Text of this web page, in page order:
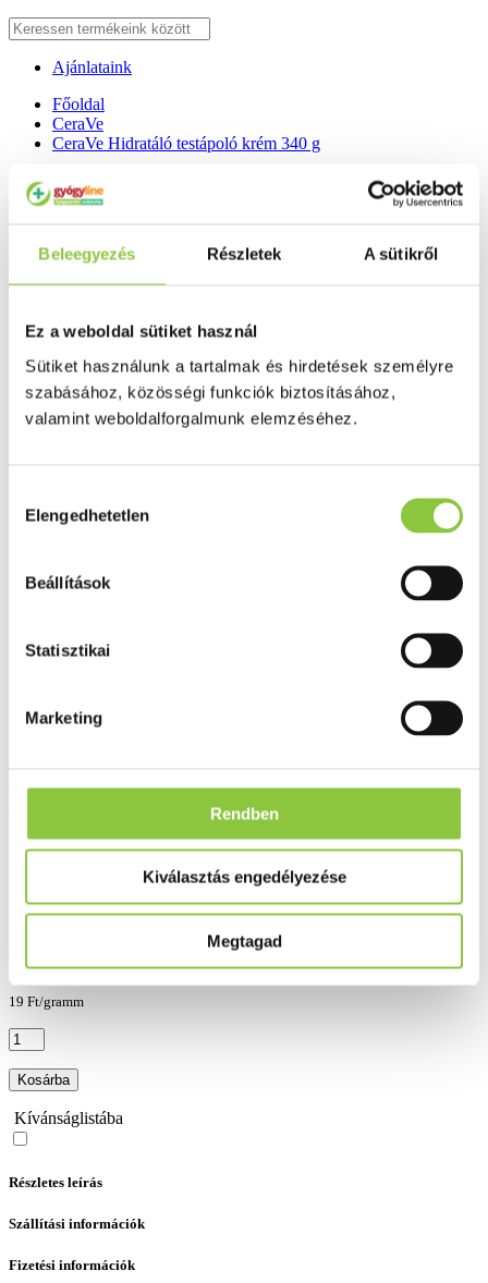
Beleegyezés Részletek A sütikről
Ez a weboldal sütiket használ
Sütiket használunk a tartalmak és hirdetések személyre
szabásához, közösségi funkciók biztosításához,
valamint weboldalforgalmunk elemzéséhez.
kiválasztása
Elengedhetetlen
Beállítások
Statisztikai
Marketing
Rendben
Kiválasztás engedélyezése
Megtagad
Ajánlataink
Főoldal
CeraVe
CeraVe Hidratáló testápoló krém 340 g
CeraVe Hidratáló testápoló
krém 340 g
Gazdag hidratáló krém az egész napos hidratálásért, 3 alapvető ceramiddal
a bőr természetes védőrétegének támogatásáért.
Forgalmazó:
Raktáron (Szállítási, átvételi idő: legfeljebb két nap)
19 Ft/gramm
Kosárba
Kívánságlistába
Részletes leírás
Szállítási információk
Fizetési információk